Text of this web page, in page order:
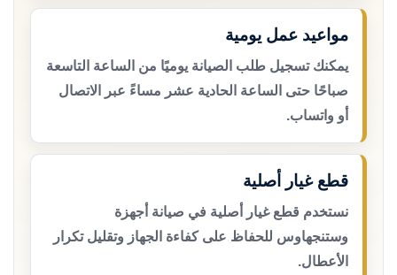
مواعيد عمل يومية
يمكنك تسجيل طلب الصيانة يوميًا من الساعة التاسعة
صباحًا حتى الساعة الحادية عشر مساءً عبر الاتصال
أو واتساب.
قطع غيار أصلية
نستخدم قطع غيار أصلية في صيانة أجهزة
وستنجهاوس للحفاظ على كفاءة الجهاز وتقليل تكرار
الأعطال.